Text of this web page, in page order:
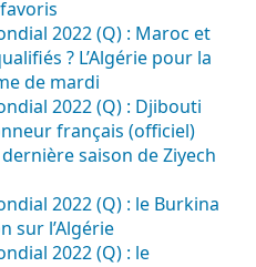
2022 (Q) : Maroc et
? L’Algérie pour la
de mardi
2022 (Q) : Djibouti
français (officiel)
dernière saison de Ziyech
2022 (Q) : le Burkina
sur l’Algérie
2022 (Q) : le